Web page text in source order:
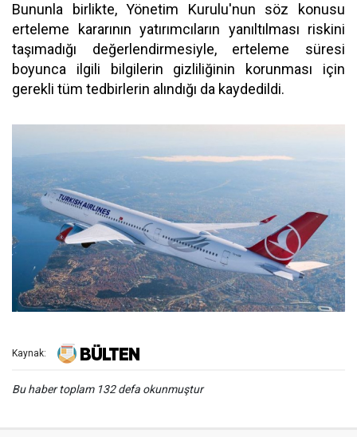
Bununla birlikte, Yönetim Kurulu'nun söz konusu
erteleme kararının yatırımcıların yanıltılması riskini
taşımadığı değerlendirmesiyle, erteleme süresi
boyunca ilgili bilgilerin gizliliğinin korunması için
gerekli tüm tedbirlerin alındığı da kaydedildi.
Kaynak:
Bu haber toplam 132 defa okunmuştur